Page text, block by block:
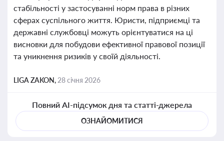
стабільності у застосуванні норм права в різних
сферах суспільного життя. Юристи, підприємці та
державні службовці можуть орієнтуватися на ці
висновки для побудови ефективної правової позиції
та уникнення ризиків у своїй діяльності.
LIGA ZAKON, 28 січня 2026
Повний AI-підсумок дня та статті-джерела
ОЗНАЙОМИТИСЯ